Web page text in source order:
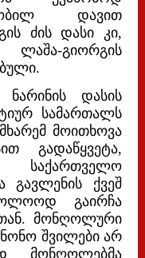
დავით
ძის დასი კი,
გიორგის
დასის
სამართალს
მოითხოვა
გადაწყვეტა,
ქვეშ
გაირჩა
მონღოლური
შვილები არ
მონღოლებმა